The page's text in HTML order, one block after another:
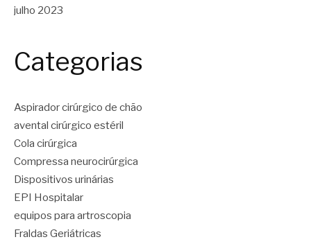
julho 2023
Categorias
Aspirador cirúrgico de chão
avental cirúrgico estéril
Cola cirúrgica
Compressa neurocirúrgica
Dispositivos urinárias
EPI Hospitalar
equipos para artroscopia
Fraldas Geriátricas